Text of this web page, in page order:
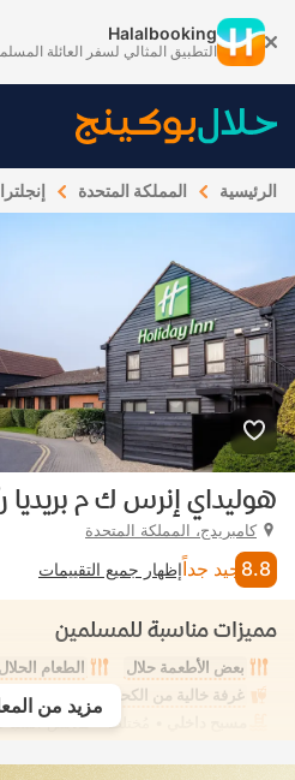
Halalbooking
التطبيق المثالي لسفر العائلة
الرئيسية المملكة المتحدة إنجلترا
هوليداي إنرس ك م
كامبريدج، المملكة المتحدة
8.8 جيد جداًإظهار جميع التقييمات
مميزات مناسبة للمسلمين
بعض الأطعمة حلال
الطعام
غرفة خالية من الكحول
• مُختلط • ملابس
مزيد من